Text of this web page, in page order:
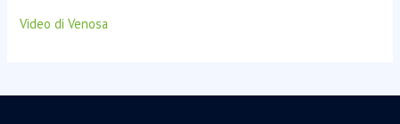
Video di Venosa